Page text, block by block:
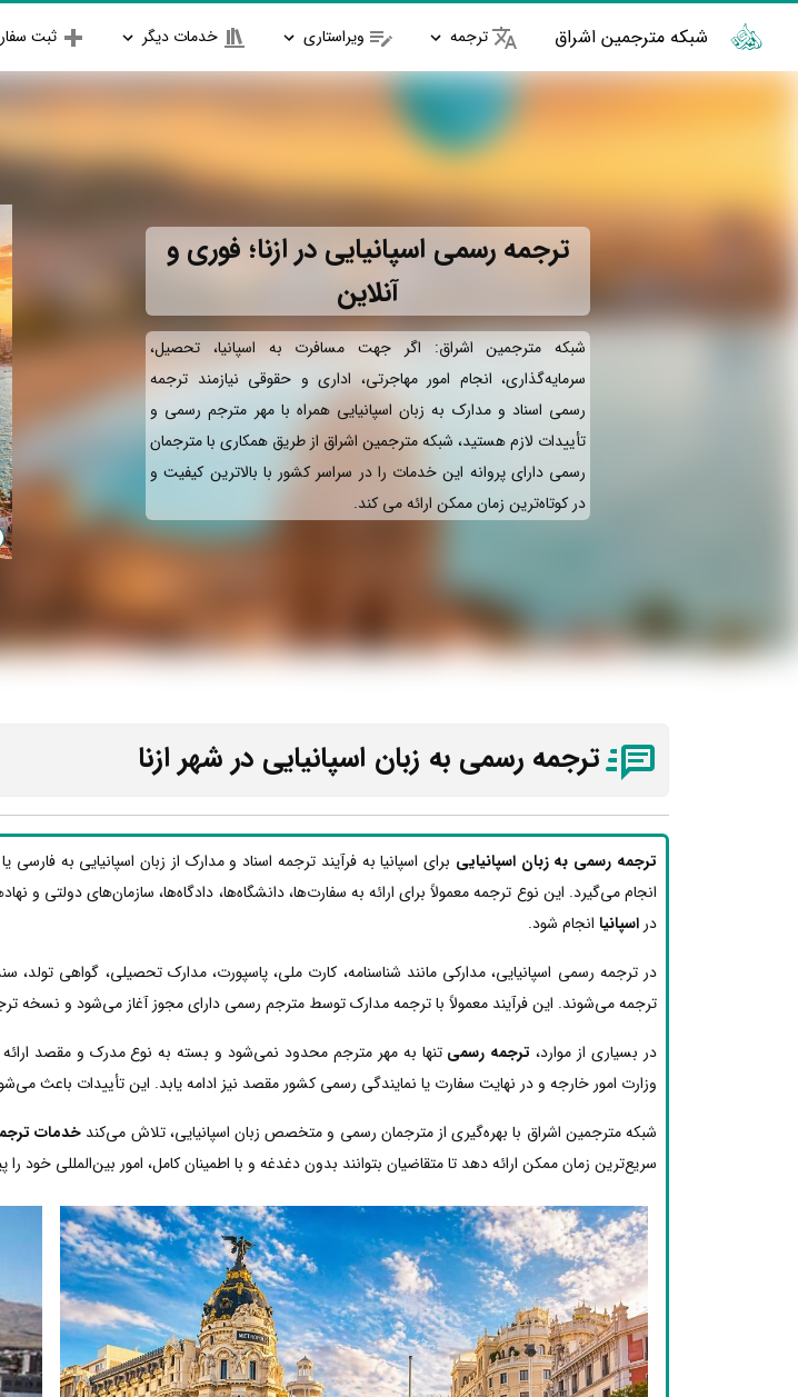
شبکه مترجمین اشراق ترجمه ویراستاری خدمات دیگر ثبت
ترجمه رسمی اسپانیایی در ازنا؛ فوری و
آنلاین
شبکه مترجمین اشراق: اگر جهت مسافرت به اسپانیا، تحصیل،
سرمایه‌گذاری، انجام امور مهاجرتی، اداری و حقوقی نیازمند ترجمه
رسمی اسناد و مدارک به زبان اسپانیایی همراه با مهر مترجم رسمی و
تأییدات لازم هستید، شبکه مترجمین اشراق از طریق همکاری با مترجمان
رسمی دارای پروانه این خدمات را در سراسر کشور با بالاترین کیفیت و
در کوتاه‌ترین زمان ممکن ارائه می‌ کند.
ترجمه رسمی به زبان اسپانیایی در شهر ازنا
ترجمه رسمی به زبان اسپانیایی برای اسپانیا به فرآیند ترجمه اسناد و مدارک از زبان اسپانیایی به
انجام می‌گیرد. این نوع ترجمه معمولاً برای ارائه به سفارت‌ها، دانشگاه‌ها، دادگاه‌ها، سازمان‌های دولتی و
در اسپانیا انجام شود.
در ترجمه رسمی اسپانیایی، مدارکی مانند شناسنامه، کارت ملی، پاسپورت، مدارک تحصیلی، گواهی
ترجمه می‌شوند. این فرآیند معمولاً با ترجمه مدارک توسط مترجم رسمی دارای مجوز آغاز می‌شود و نسخه
در بسیاری از موارد، ترجمه رسمی تنها به مهر مترجم محدود نمی‌شود و بسته به نوع مدرک و مقصد ارائه
وزارت امور خارجه و در نهایت سفارت یا نمایندگی رسمی کشور مقصد نیز ادامه یابد. این تأییدات باعث
شبکه مترجمین اشراق با بهره‌گیری از مترجمان رسمی و متخصص زبان اسپانیایی، تلاش می‌کند خدمات
سریع‌ترین زمان ممکن ارائه دهد تا متقاضیان بتوانند بدون دغدغه و با اطمینان کامل، امور بین‌المللی خود را